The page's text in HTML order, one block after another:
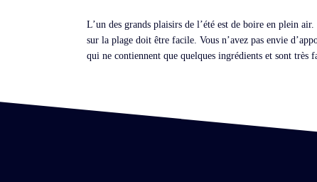
L’un des grands plaisirs de l’été est de boire en plein
sur la plage doit être facile. Vous n’avez pas envie
qui ne contiennent que quelques ingrédients et sont très